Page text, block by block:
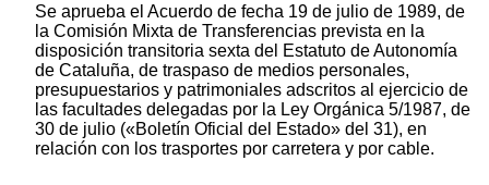
Se aprueba el Acuerdo de fecha 19 de julio de 1989, de
la Comisión Mixta de Transferencias prevista en la
disposición transitoria sexta del Estatuto de Autonomía
de Cataluña, de traspaso de medios personales,
presupuestarios y patrimoniales adscritos al ejercicio de
las facultades delegadas por la Ley Orgánica 5/1987, de
30 de julio («Boletín Oficial del Estado» del 31), en
relación con los trasportes por carretera y por cable.